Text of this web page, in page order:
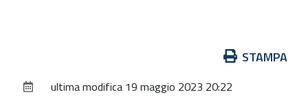
documento
STAMPA
ultima modifica 19 maggio 2023 20:22